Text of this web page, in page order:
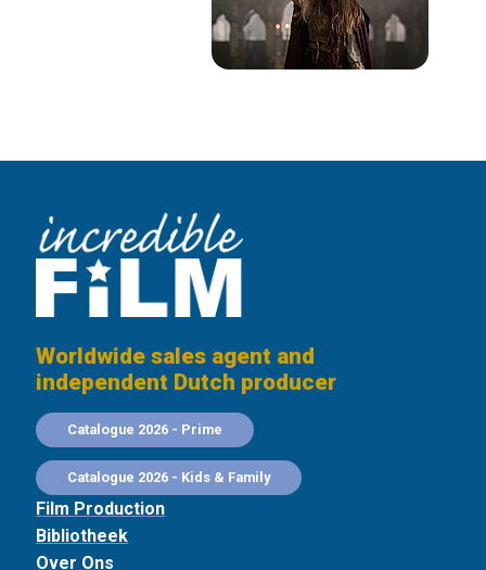
Worldwide sales agent and
independent Dutch producer
Catalogue 2026 - Prime
Catalogue 2026 - Kids & Family
Film Production
Bibliotheek
Over Ons